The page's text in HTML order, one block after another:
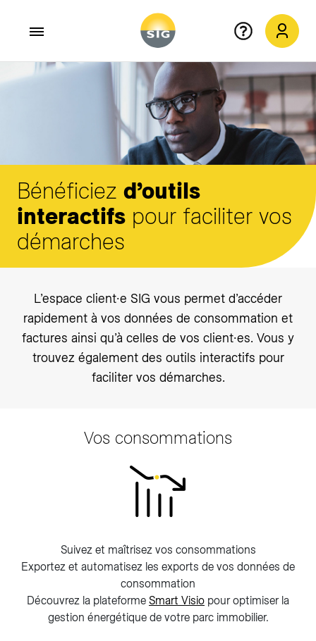
Aller au contenu principal
Bénéficiez d’outils
interactifs pour faciliter vos
démarches
L’espace client∙e SIG vous permet d’accéder
rapidement à vos données de consommation et
factures ainsi qu’à celles de vos client∙es. Vous y
trouvez également des outils interactifs pour
faciliter vos démarches.
Vos consommations
Suivez et maîtrisez vos consommations
Exportez et automatisez les exports de vos données de
consommation
Découvrez la plateforme Smart Visio pour optimiser la
gestion énergétique de votre parc immobilier.